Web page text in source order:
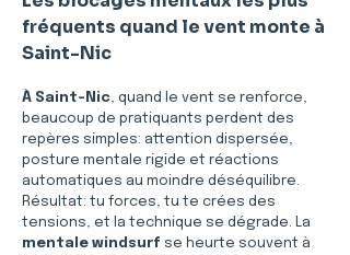
fréquents quand le vent monte à
Saint-Nic
À Saint-Nic, quand le vent se renforce,
beaucoup de pratiquants perdent des
repères simples: attention dispersée,
posture mentale rigide et réactions
automatiques au moindre déséquilibre.
Résultat: tu forces, tu te crées des
tensions, et la technique se dégrade. La
mentale windsurf se heurte souvent à